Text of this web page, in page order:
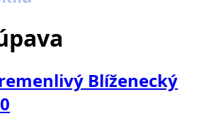
Blíženecký